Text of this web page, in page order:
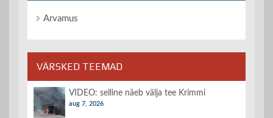
Arvamus
VÄRSKED TEEMAD
VIDEO: selline näeb välja tee Krimmi
aug 7, 2026